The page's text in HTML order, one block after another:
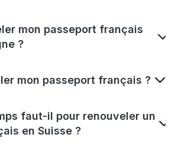
mon passeport français
?
mon passeport français ?
faut-il pour renouveler un
en Suisse ?